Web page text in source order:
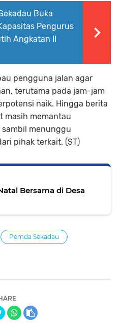
Buka
Pengurus
Angkatan II
pengguna jalan agar
terutama pada jam-jam
naik. Hingga berita
masih memantau
menunggu
pihak terkait. (ST)
Bersama di Desa
Pemda Sekadau